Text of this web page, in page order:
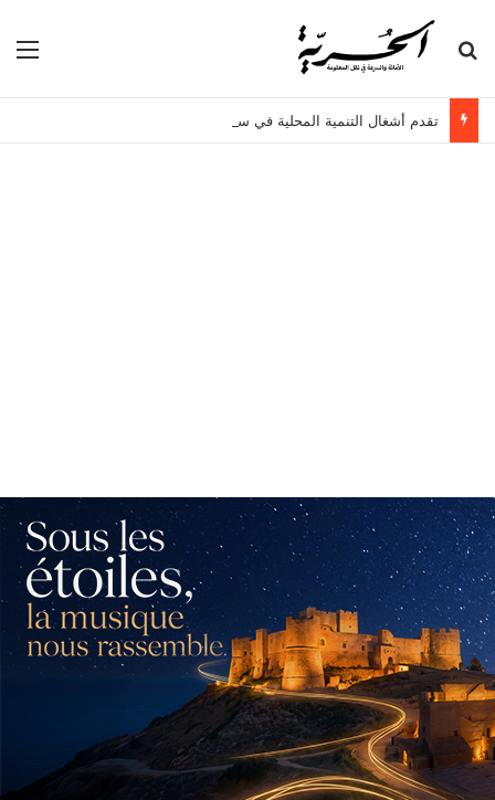
بحث عن
تقدم أشغال التنمية المحلية في سيدي حسين